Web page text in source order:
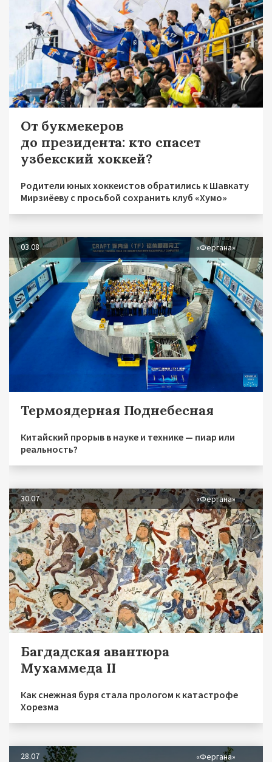
От букмекеров
до президента: кто спасет
узбекский хоккей?
Родители юных хоккеистов обратились к Шавкату
Мирзиёеву с просьбой сохранить клуб «Хумо»
03.08 «Фергана»
Термоядерная Поднебесная
Китайский прорыв в науке и технике — пиар или
реальность?
30.07 «Фергана»
Багдадская авантюра
Мухаммеда II
Как снежная буря стала прологом к катастрофе
Хорезма
28.07 «Фергана»